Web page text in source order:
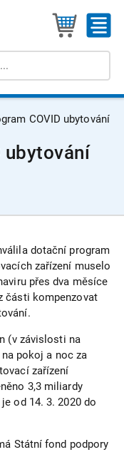
COVID ubytování
ubytování
dotační program
zařízení muselo
přes dva měsíce
části kompenzovat
(v závislosti na
pokoj a noc za
zařízení
3,3 miliardy
od 14. 3. 2020 do
Státní fond podpory